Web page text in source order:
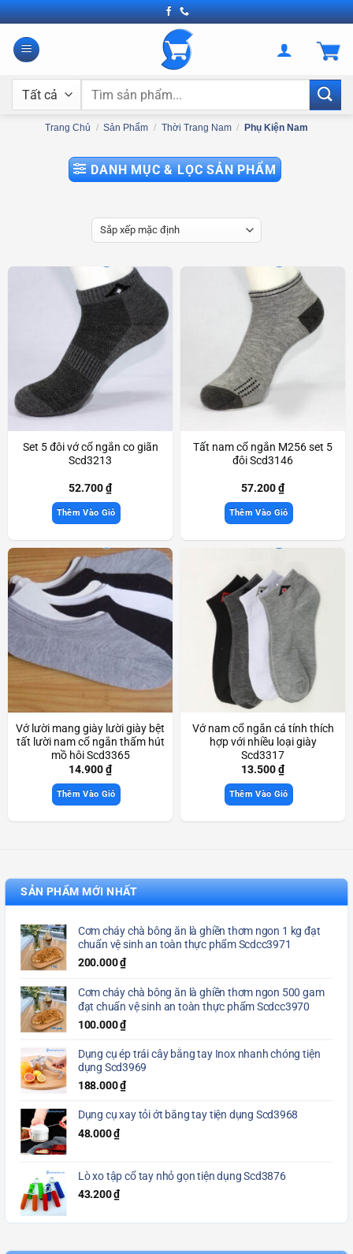
Bỏ
qua
nội
Tìm
Trang Chủ / Sản Phẩm / Thời Trang Nam / Phụ Kiện Nam
DANH MỤC & LỌC SẢN PHẨM
Set 5 đôi vớ cổ ngắn co giãn
Scd3213
52.700₫
Thêm Vào Giỏ
Tất nam cổ ngắn M256 set 5
đôi Scd3146
57.200₫
Thêm Vào Giỏ
Vớ lười mang giày lười giày bệt
tất lười nam cổ ngắn thấm hút
mồ hôi Scd3365
14.900₫
Thêm Vào Giỏ
Vớ nam cổ ngắn cá tính thích
hợp với nhiều loại giày
Scd3317
13.500₫
Thêm Vào Giỏ
SẢN PHẨM MỚI NHẤT
Cơm cháy chà bông ăn là ghiền thơm ngon 1 kg đạt
chuẩn vệ sinh an toàn thực phẩm Scdcc3971
200.000₫
Cơm cháy chà bông ăn là ghiền thơm ngon 500 gam
đạt chuẩn vệ sinh an toàn thực phẩm Scdcc3970
100.000₫
Dụng cụ ép trái cây bằng tay Inox nhanh chóng tiện
dụng Scd3969
188.000₫
Dụng cụ xay tỏi ớt bằng tay tiện dụng Scd3968
48.000₫
Lò xo tập cổ tay nhỏ gọn tiện dụng Scd3876
43.200₫